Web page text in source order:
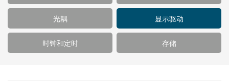
光耦 显示驱动
时钟和定时 存储